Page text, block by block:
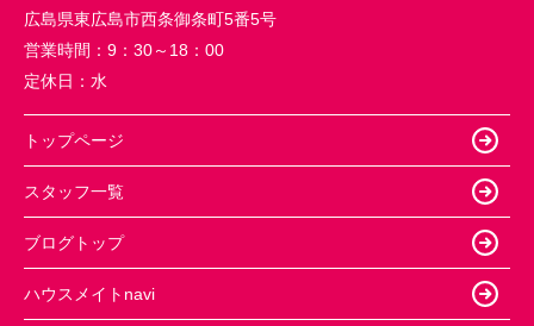
広島県東広島市西条御条町5番5号
営業時間： 9：30～18：00
定休日： 水
トップページ
スタッフ一覧
ブログトップ
ハウスメイトnavi